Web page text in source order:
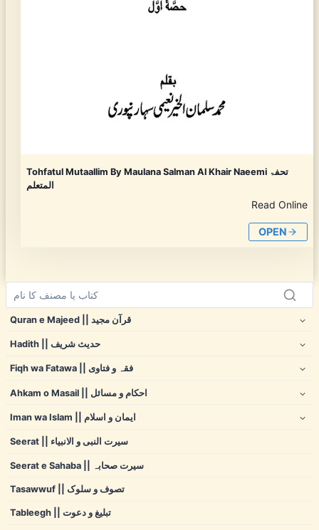
Tohfatul Mutaallim By Maulana Salman Al Khair Naeemi تحفۃ
المتعلم
Read Online
OPEN
Quran e Majeed || قرآن مجید
Hadith || حدیث شریف
Fiqh wa Fatawa || فقہ و فتاوی
Ahkam o Masail || احکام و مسائل
Iman wa Islam || ایمان و اسلام
Seerat || سیرت النبی و الانبیاء
Seerat e Sahaba || سیرت صحابہ
Tasawwuf || تصوف و سلوک
Tableegh || تبلیغ و دعوت